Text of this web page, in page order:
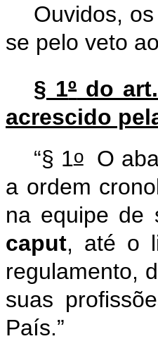
Ouvidos,
se pelo veto
§ 1ºdo
acrescido
“§ 1oO
a ordem
na equipe de
caput, até o
regulamento,
suas
País.”